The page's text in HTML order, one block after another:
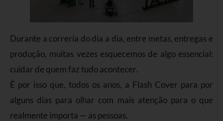
Durante a correria do dia a dia, entre metas, entregas e
produção, muitas vezes esquecemos de algo essencial:
cuidar de quem faz tudo acontecer.
É por isso que, todos os anos, a Flash Cover para por
alguns dias para olhar com mais atenção para o que
realmente importa — as pessoas.